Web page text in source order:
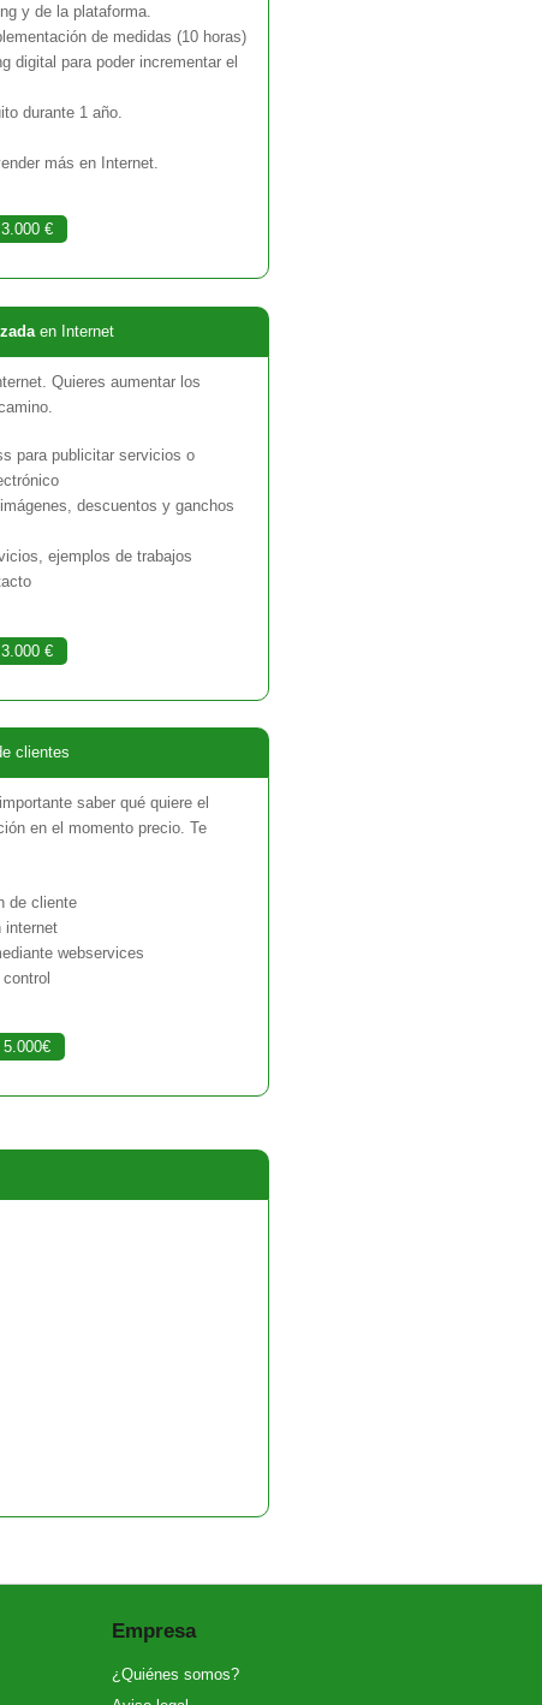
y de la plataforma.
de medidas (10 horas)
digital para poder incrementar el
durante 1 año.
más en Internet.
€
en Internet
Quieres aumentar los
para publicitar servicios o
descuentos y ganchos
ejemplos de trabajos
€
clientes
saber qué quiere el
en el momento precio. Te
de cliente
internet
webservices
5.000€
Empresa
¿Quiénes somos?